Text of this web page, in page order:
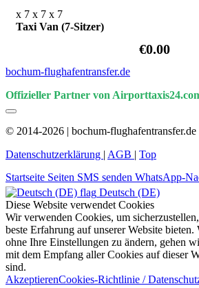
x 7 x 7 x 7
Taxi Van (7-Sitzer)
€0.00
bochum-flughafentransfer.de
Offizieller Partner von
© 2014-2026 | bochum-flughafentransfer.de
Datenschutzerklärung | AGB | Top
Startseite Seiten SMS senden WhatsApp-
Deutsch (DE)
Diese Website verwendet Cookies
Wir verwenden Cookies, um
beste Erfahrung auf unserer Website
ohne Ihre Einstellungen zu ändern, gehen
mit dem Empfang aller Cookies auf dieser
sind.
AkzeptierenCookies-Richtlinie /